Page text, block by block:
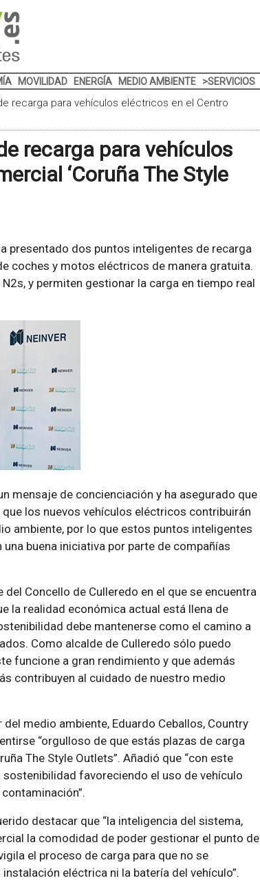
MOVILIDAD ENERGÍA MEDIO AMBIENTE >SERVICIOS
recarga para vehículos eléctricos en el Centro
recarga para vehículos
‘Coruña The Style
presentado dos puntos inteligentes de recarga
coches y motos eléctricos de manera gratuita.
y permiten gestionar la carga en tiempo real
mensaje de concienciación y ha asegurado que
los nuevos vehículos eléctricos contribuirán
ambiente, por lo que estos puntos inteligentes
buena iniciativa por parte de compañías
Concello de Culleredo en el que se encuentra
la realidad económica actual está llena de
debe mantenerse como el camino a
Como alcalde de Culleredo sólo puedo
funcione a gran rendimiento y que además
contribuyen al cuidado de nuestro medio
medio ambiente, Eduardo Ceballos, Country
“orgulloso de que estás plazas de carga
The Style Outlets”. Añadió que “con este
favoreciendo el uso de vehículo
destacar que “la inteligencia del sistema,
la comodidad de poder gestionar el punto de
el proceso de carga para que no se
eléctrica ni la batería del vehículo”.